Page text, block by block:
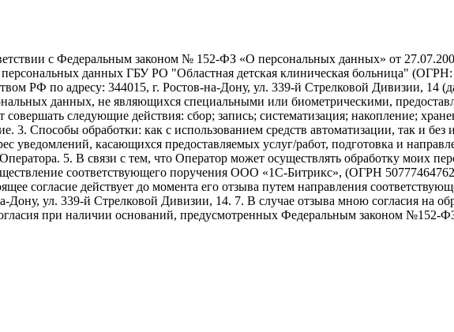
с Федеральным законом № 152-ФЗ «О персональных данных» от
персональных данных ГБУ РО "Областная детская клиническая больница"
РФ по адресу: 344015, г. Ростов-на-Дону, ул. 339-й Стрелковой Дивизии, 14
данных, не являющихся специальными или биометрическими,
следующие действия: сбор; запись; систематизация; накопление;
3. Способы обработки: как с использованием средств автоматизации, так и без
уведомлений, касающихся предоставляемых услуг/работ, подготовка и
5. В связи с тем, что Оператор может осуществлять обработку моих
соответствующего поручения ООО «1С-Битрикс», (ОГРН
согласие действует до момента его отзыва путем направления
Дону, ул. 339-й Стрелковой Дивизии, 14. 7. В случае отзыва мною согласия на
при наличии оснований, предусмотренных Федеральным законом №152-